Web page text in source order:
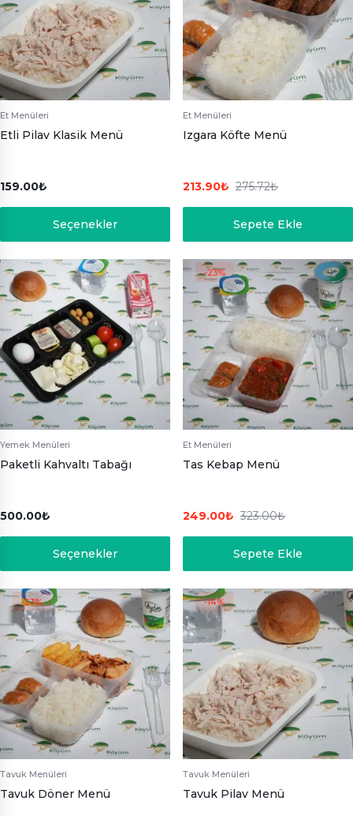
Et Menüleri
Etli Pilav Klasik Menü
159.00₺
Seçenekler
Et Menüleri
Izgara Köfte Menü
275.72₺
213.90₺
Sepete Ekle
Yemek Menüleri
Paketli Kahvaltı Tabağı
500.00₺
Seçenekler
-23%
Et Menüleri
Tas Kebap Menü
323.00₺
249.00₺
Sepete Ekle
-23%
Tavuk Menüleri
Tavuk Döner Menü
-14%
Tavuk Menüleri
Tavuk Pilav Menü